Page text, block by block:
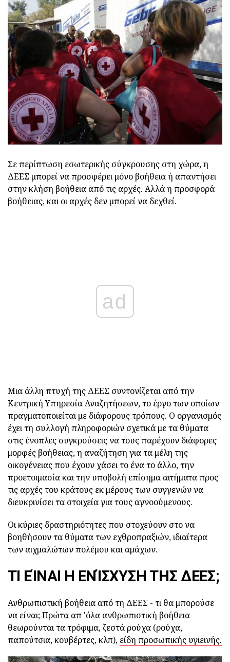
Σε περίπτωση εσωτερικής σύγκρουσης στη χώρα, η
ΔΕΕΣ μπορεί να προσφέρει μόνο βοήθεια ή απαντήσει
στην κλήση βοήθεια από τις αρχές. Αλλά η προσφορά
βοήθειας, και οι αρχές δεν μπορεί να δεχθεί.
ad
Μια άλλη πτυχή της ΔΕΕΣ συντονίζεται από την
Κεντρική Υπηρεσία Αναζητήσεων, το έργο των οποίων
πραγματοποιείται με διάφορους τρόπους. Ο οργανισμός
έχει τη συλλογή πληροφοριών σχετικά με τα θύματα
στις ένοπλες συγκρούσεις να τους παρέχουν διάφορες
μορφές βοήθειας, η αναζήτηση για τα μέλη της
οικογένειας που έχουν χάσει το ένα το άλλο, την
προετοιμασία και την υποβολή επίσημα αιτήματα προς
τις αρχές του κράτους εκ μέρους των συγγενών να
διευκρινίσει τα στοιχεία για τους αγνοούμενους.
Οι κύριες δραστηριότητες που στοχεύουν στο να
βοηθήσουν τα θύματα των εχθροπραξιών, ιδιαίτερα
των αιχμαλώτων πολέμου και αμάχων.
ΤΙ ΕΊΝΑΙ Η ΕΝΊΣΧΥΣΗ ΤΗΣ ΔΕΕΣ;
Ανθρωπιστική βοήθεια από τη ΔΕΕΣ - τι θα μπορούσε
να είναι; Πρώτα απ 'όλα ανθρωπιστική βοήθεια
θεωρούνται τα τρόφιμα, ζεστά ρούχα (ρούχα,
παπούτσια, κουβέρτες, κλπ), είδη προσωπικής υγιεινής.